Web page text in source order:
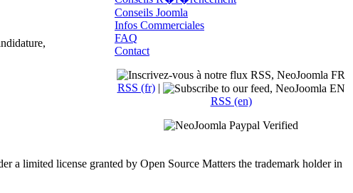
Conseils Joomla
Infos Commerciales
FAQ
Contact
RSS (fr)|
RSS (en)
a limited license granted by Open Source Matters the trademark holder in